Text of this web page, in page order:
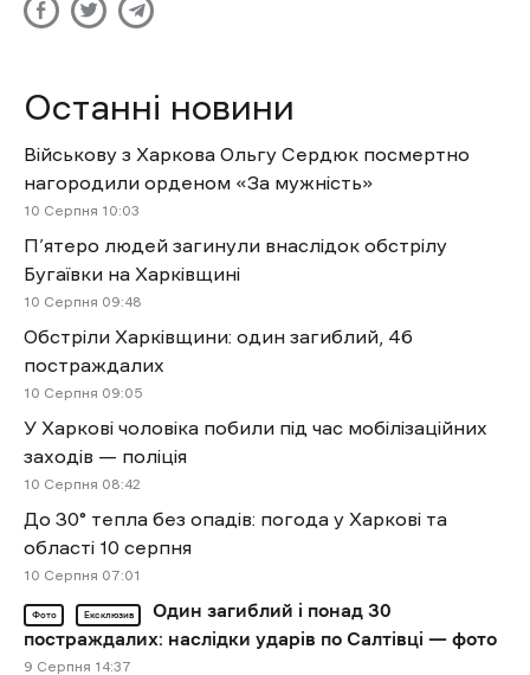
Останні новини
Військову з Харкова Ольгу Сердюк посмертно
нагородили орденом «За мужність»
10 Cерпня 10:03
П’ятеро людей загинули внаслідок обстрілу
Бугаївки на Харківщині
10 Cерпня 09:48
Обстріли Харківщини: один загиблий, 46
постраждалих
10 Cерпня 09:05
У Харкові чоловіка побили під час мобілізаційних
заходів — поліція
10 Cерпня 08:42
До 30° тепла без опадів: погода у Харкові та
області 10 серпня
10 Cерпня 07:01
Фото Ексклюзив
Один загиблий і понад 30
постраждалих: наслідки ударів по Салтівці — фото
9 Cерпня 14:37